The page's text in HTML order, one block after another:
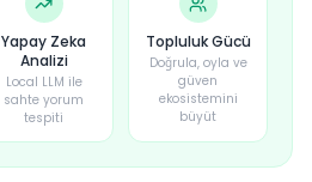
Yapay Zeka
Analizi
Local LLM ile
sahte yorum
tespiti
Topluluk Gücü
Doğrula, oyla ve
güven
ekosistemini
büyüt